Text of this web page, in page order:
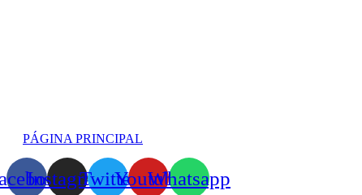
PÁGINA PRINCIPAL
InstagramTwitterYoutubeWhatsapp